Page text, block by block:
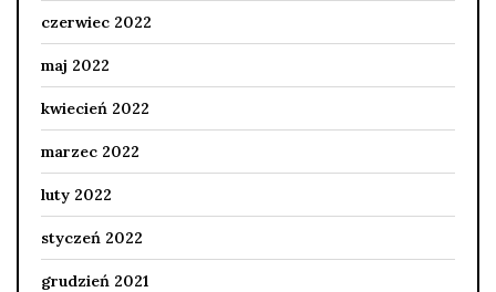
czerwiec 2022
maj 2022
kwiecień 2022
marzec 2022
luty 2022
styczeń 2022
grudzień 2021